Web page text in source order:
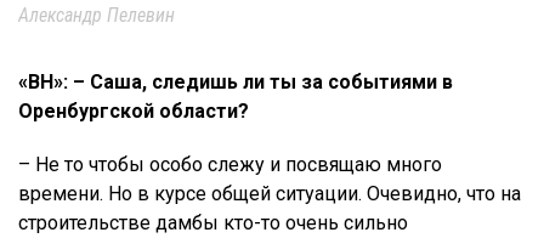
Александр Пелевин
«ВН»: – Саша, следишь ли ты за событиями в
Оренбургской области?
– Не то чтобы особо слежу и посвящаю много
времени. Но в курсе общей ситуации. Очевидно, что на
строительстве дамбы кто-то очень сильно